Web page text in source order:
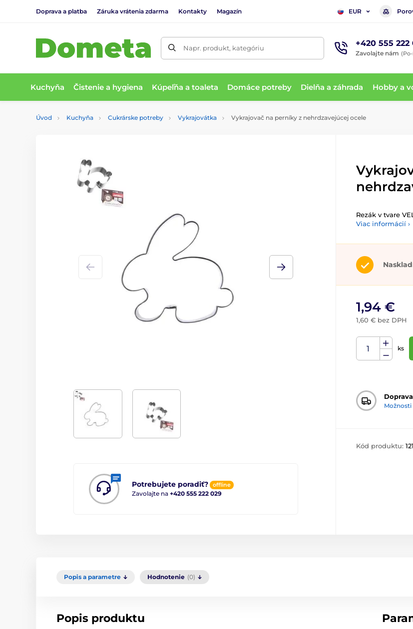
Doprava a platba Záruka vrátenia zdarma Kontakty Magazín EUR
Napr. produkt, kategóriu +420 555 222
Zavolajte nám (Po-
Kuchyňa Čistenie a hygiena Kúpeľňa a toaleta Domáce potreby Dielňa a záhrada Hobby a
Úvod Kuchyňa Cukrárske potreby Vykrajovátka Vykrajovač na perníky z nehrdzavejúcej ocele
Potrebujete poradiť? offline
Zavolajte na +420 555 222 029
Rezák v tvare
Viac informácií ›
1,94 €
1,60 € bez DPH
ks
Možnosti
Kód produktu:
Popis a parametre Hodnotenie (0)
Popis produktu